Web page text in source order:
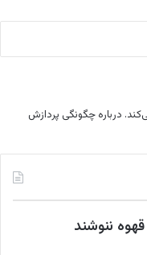
درباره چگونگی پردازش
ننوشند